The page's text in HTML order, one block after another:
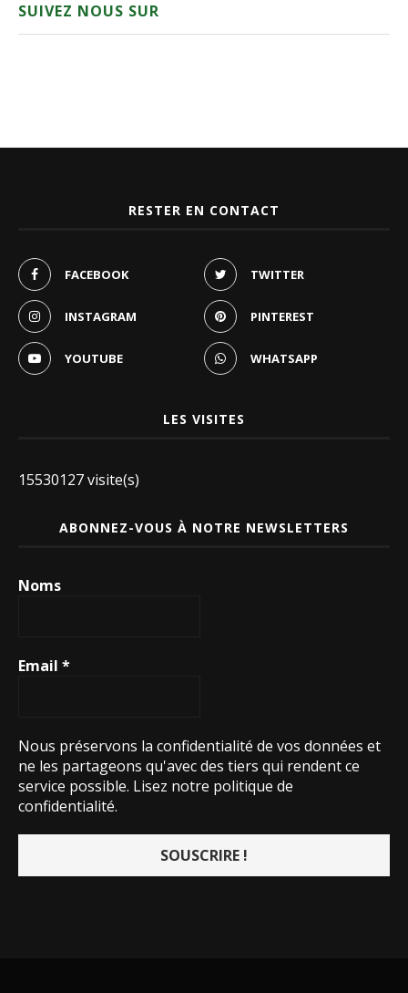
SUIVEZ NOUS SUR
RESTER EN CONTACT
FACEBOOK TWITTER
INSTAGRAM PINTEREST
YOUTUBE WHATSAPP
LES VISITES
15530127 visite(s)
ABONNEZ-VOUS À NOTRE NEWSLETTERS
Noms
Email *
Nous préservons la confidentialité de vos données et
ne les partageons qu'avec des tiers qui rendent ce
service possible. Lisez notre politique de
confidentialité.